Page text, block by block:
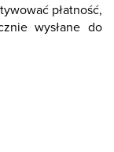
płatność,
wysłane do